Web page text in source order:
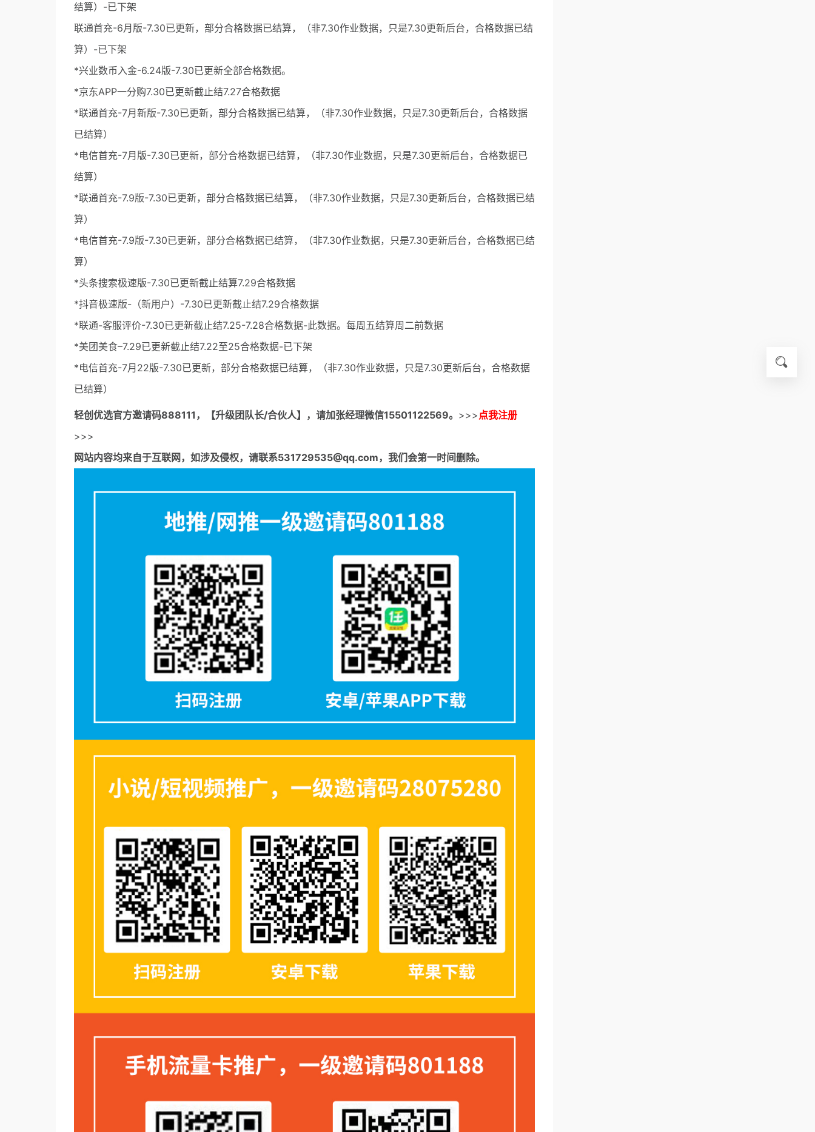
结算）-已下架
联通首充-6月版-7.30已更新，部分合格数据已结算，（非7.30作业数据，只是7.30更新后台，合格数据已结
算）-已下架
*兴业数币入金-6.24版-7.30已更新全部合格数据。
*京东APP一分购7.30已更新截止结7.27合格数据
*联通首充-7月新版-7.30已更新，部分合格数据已结算，（非7.30作业数据，只是7.30更新后台，合格数据
已结算）
*电信首充-7月版-7.30已更新，部分合格数据已结算，（非7.30作业数据，只是7.30更新后台，合格数据已
结算）
*联通首充-7.9版-7.30已更新，部分合格数据已结算，（非7.30作业数据，只是7.30更新后台，合格数据已结
算）
*电信首充-7.9版-7.30已更新，部分合格数据已结算，（非7.30作业数据，只是7.30更新后台，合格数据已结
算）
*头条搜索极速版-7.30已更新截止结算7.29合格数据
*抖音极速版-（新用户）-7.30已更新截止结7.29合格数据
*联通-客服评价-7.30已更新截止结7.25-7.28合格数据-此数据。每周五结算周二前数据
*美团美食–7.29已更新截止结7.22至25合格数据-已下架
*电信首充-7月22版-7.30已更新，部分合格数据已结算，（非7.30作业数据，只是7.30更新后台，合格数据
已结算）
轻创优选官方邀请码888111，【升级团队长/合伙人】，请加张经理微信15501122569。 >>>点我注册
>>>
网站内容均来自于互联网，如涉及侵权，请联系531729535@qq.com，我们会第一时间删除。